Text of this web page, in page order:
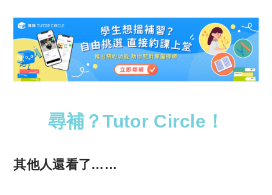
尋補？Tutor Circle！
其他人還看了……